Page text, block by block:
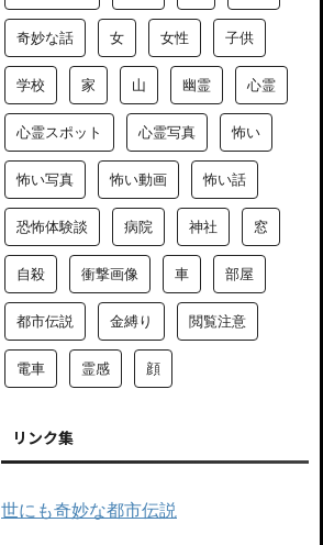
奇妙な話 女 女性 子供
学校 家 山 幽霊 心霊
心霊スポット 心霊写真 怖い
怖い写真 怖い動画 怖い話
恐怖体験談 病院 神社 窓
自殺 衝撃画像 車 部屋
都市伝説 金縛り 閲覧注意
電車 霊感 顔
リンク集
世にも奇妙な都市伝説